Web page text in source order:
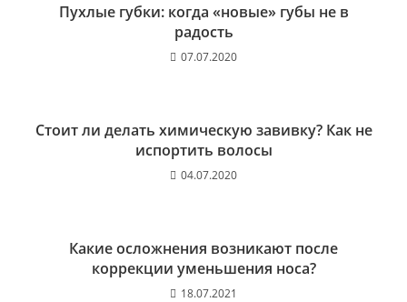
Пухлые губки: когда «новые» губы не в
радость
07.07.2020
Стоит ли делать химическую завивку? Как не
испортить волосы
04.07.2020
Какие осложнения возникают после
коррекции уменьшения носа?
18.07.2021